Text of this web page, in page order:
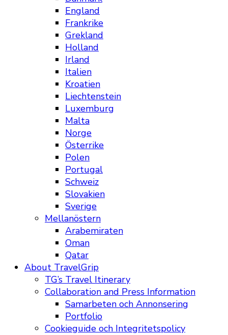
England
Frankrike
Grekland
Holland
Irland
Italien
Kroatien
Liechtenstein
Luxemburg
Malta
Norge
Österrike
Polen
Portugal
Schweiz
Slovakien
Sverige
Mellanöstern
Arabemiraten
Oman
Qatar
About TravelGrip
TG’s Travel Itinerary
Collaboration and Press Information
Samarbeten och Annonsering
Portfolio
Cookieguide och Integritetspolicy